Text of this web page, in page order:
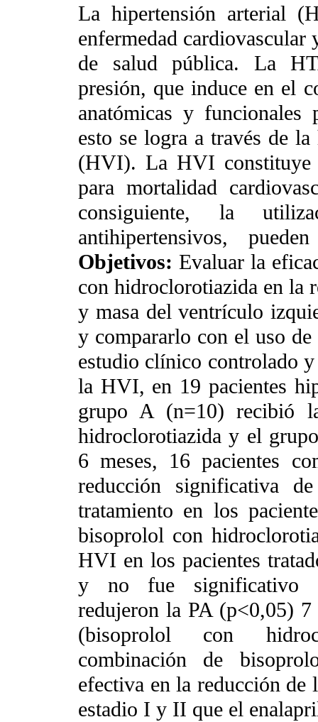
La hipertensión arterial
enfermedad cardiovascular
de salud pública. La
presión, que induce en el
anatómicas y funcionales
esto se logra a través de
(HVI). La HVI constituye
para mortalidad
consiguiente, la
antihipertensivos,
Objetivos: Evaluar la
con hidroclorotiazida en la
y masa del ventrículo
y compararlo con el uso
estudio clínico controlado
la HVI, en 19 pacientes
grupo A (n=10) recibió
hidroclorotiazida y el
6 meses, 16 pacientes
reducción significativa
tratamiento en los
bisoprolol con
HVI en los pacientes
y no fue significativo
redujeron la PA (p<0,05)
(bisoprolol con
combinación de
efectiva en la reducción
estadio I y II que el